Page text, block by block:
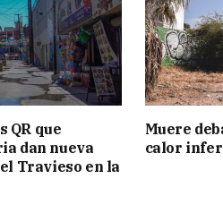
QR que
dan nueva
Travieso en la
Muere
calor